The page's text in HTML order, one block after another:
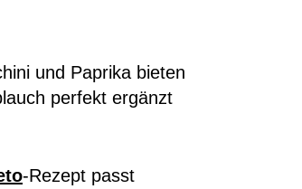
und Paprika bieten
perfekt ergänzt
-Rezept passt